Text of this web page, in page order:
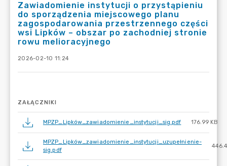
Zawiadomienie instytucji o przystąpieniu
do sporządzenia miejscowego planu
zagospodarowania przestrzennego części
wsi Lipków – obszar po zachodniej stronie
rowu melioracyjnego
2026-02-10 11:24
ZAŁĄCZNIKI
MPZP_Lipków_zawiadomienie_instytucji_sig.pdf 176.99 KB
MPZP_Lipków_zawiadomienie_instytucji_uzupełnienie-
sig.pdf